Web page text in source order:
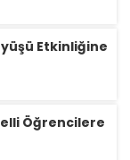
Etkinliğine
Öğrencilere